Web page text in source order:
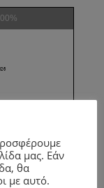
μας. Εάν
θα
με αυτό.